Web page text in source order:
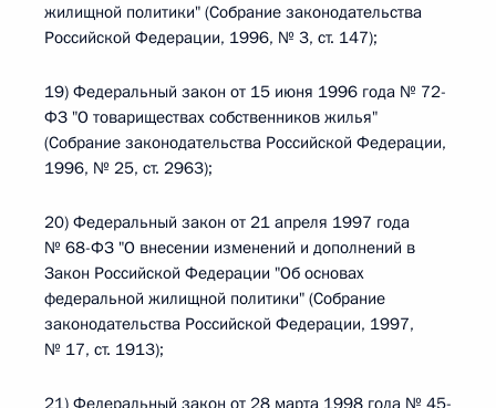
жилищной политики" (Собрание законодательства
Российской Федерации, 1996, № 3, ст. 147);
19) Федеральный закон от 15 июня 1996 года № 72-
ФЗ "О товариществах собственников жилья"
(Собрание законодательства Российской Федерации,
1996, № 25, ст. 2963);
20) Федеральный закон от 21 апреля 1997 года
№ 68-ФЗ "О внесении изменений и дополнений в
Закон Российской Федерации "Об основах
федеральной жилищной политики" (Собрание
законодательства Российской Федерации, 1997,
№ 17, ст. 1913);
21) Федеральный закон от 28 марта 1998 года № 45-